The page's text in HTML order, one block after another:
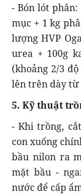
- Bón lót
mục + 1 kg
lượng HVP
urea + 100g
(khoảng 2/3
lên trên dày từ
5. Kỹ thuật
- Khi trồng,
con xuống
bầu nilon ra
mặt bầu -
nước để cấp